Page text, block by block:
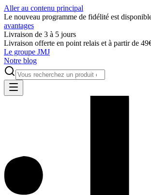
Aller au contenu principal
Le nouveau programme de fidélité est
avantages
Livraison de 3 à 5 jours
Livraison offerte en point relais et à partir de
Le groupe JMJ
Notre blog